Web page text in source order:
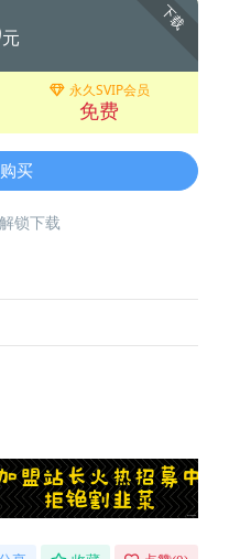
下载
元
永久SVIP会员
免费
买
锁下载